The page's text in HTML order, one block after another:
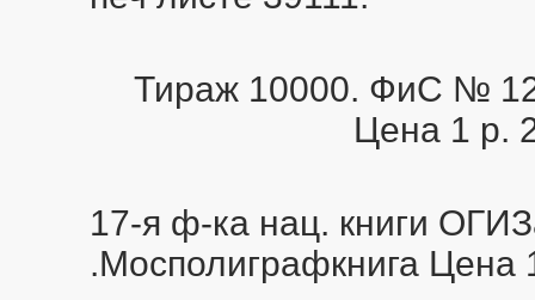
Тираж 10000. ФиС №
Цена 1 р.
17-я ф-ка нац. книги
.Мосполиграфкнига Цена